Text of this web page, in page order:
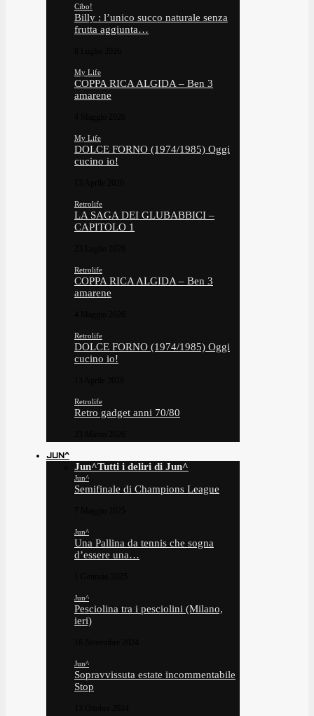
Cibo!
Billy : l’unico succo naturale senza
frutta aggiunta…
My Life
COPPA RICA ALGIDA – Ben 3
amarene
My Life
DOLCE FORNO (1974/1985) Oggi
cucino io!
Retrolife
LA SAGA DEI GLUBABBICI –
CAPITOLO 1
Retrolife
COPPA RICA ALGIDA – Ben 3
amarene
Retrolife
DOLCE FORNO (1974/1985) Oggi
cucino io!
Retrolife
Retro gadget anni 70/80
JUN^
Jun^Tutti i deliri di Jun^
Jun^
Semifinale di Champions League
Jun^
Una Pallina da tennis che sogna
d’essere una…
Jun^
Pesciolina tra i pesciolini (Milano,
ieri)
Jun^
Sopravvissuta estate incommentabile
Stop